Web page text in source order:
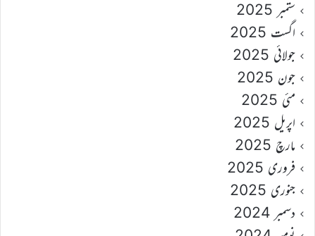
ستمبر 2025
اگست 2025
جولائی 2025
جون 2025
مئی 2025
اپریل 2025
مارچ 2025
فروری 2025
جنوری 2025
دسمبر 2024